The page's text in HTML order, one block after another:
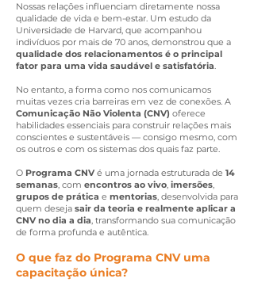
Nossas relações influenciam diretamente nossa
qualidade de vida e bem-estar. Um estudo da
Universidade de Harvard, que acompanhou
indivíduos por mais de 70 anos, demonstrou que a
qualidade dos relacionamentos é o principal
fator para uma vida saudável e satisfatória.
No entanto, a forma como nos comunicamos
muitas vezes cria barreiras em vez de conexões. A
Comunicação Não Violenta (CNV) oferece
habilidades essenciais para construir relações mais
conscientes e sustentáveis — consigo mesmo, com
os outros e com os sistemas dos quais faz parte.
O Programa CNV é uma jornada estruturada de 14
semanas, com encontros ao vivo, imersões,
grupos de prática e mentorias, desenvolvida para
quem deseja sair da teoria e realmente aplicar a
CNV no dia a dia, transformando sua comunicação
de forma profunda e autêntica.
O que faz do Programa CNV uma
capacitação única?